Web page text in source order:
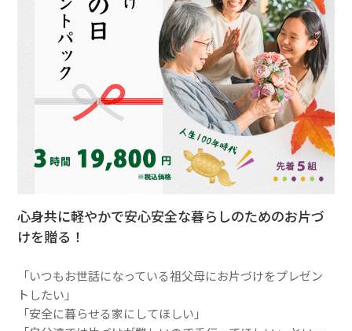
心身共に軽やかで安心安全な暮らしのためのお片づ
けを贈る！
「いつもお世話になっている祖父母にお片づけをプレゼン
トしたい」
「安全に暮らせる家にしてほしい」